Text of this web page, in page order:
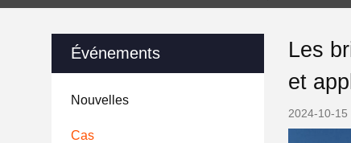
Événements
Nouvelles
Cas
Les
et
2024-10-15